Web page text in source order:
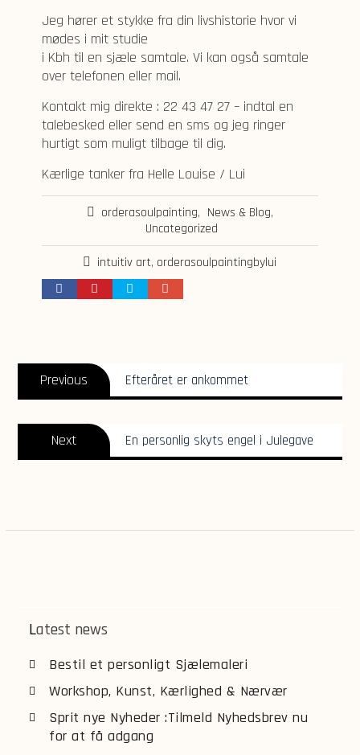
Jeg hører et stykke fra din livshistorie hvor vi
mødes i mit studie
i Kbh til en sjæle samtale. Vi kan også samtale
over telefonen eller mail.
Kontakt mig direkte : 22 43 47 27 – indtal en
talebesked eller send en sms og jeg ringer
hurtigt som muligt tilbage til dig.
Kærlige tanker fra Helle Louise / Lui
orderasoulpainting, News & Blog,
Uncategorized
intuitiv art, orderasoulpaintingbylui
Post
navigation
Previous
Previous
post:
Efteråret er ankommet
Next
Next
post:
En personlig skyts engel i Julegave
Latest news
Bestil et personligt Sjælemaleri
Workshop, Kunst, Kærlighed & Nærvær
Sprit nye Nyheder :Tilmeld Nyhedsbrev nu
for at få adgang